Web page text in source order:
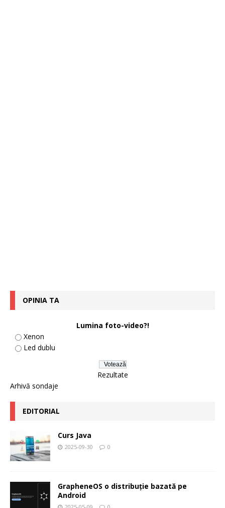
OPINIA TA
Lumina foto-video?!
Xenon
Led dublu
Rezultate
Arhivă sondaje
EDITORIAL
Curs Java
2025-09-30 0
GrapheneOS o distribuție bazată pe
Android